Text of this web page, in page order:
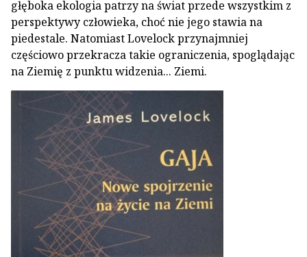
głęboka ekologia patrzy na świat przede wszystkim z
perspektywy człowieka, choć nie jego stawia na
piedestale. Natomiast Lovelock przynajmniej
częściowo przekracza takie ograniczenia, spoglądając
na Ziemię z punktu widzenia... Ziemi.